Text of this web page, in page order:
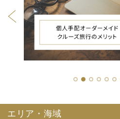
1 2 3 4 5 6
エリア・海域